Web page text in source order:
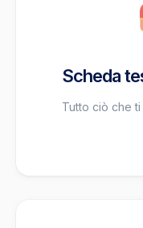
Scheda
Tutto ciò che